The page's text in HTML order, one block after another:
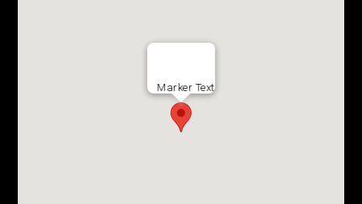
Marker Text